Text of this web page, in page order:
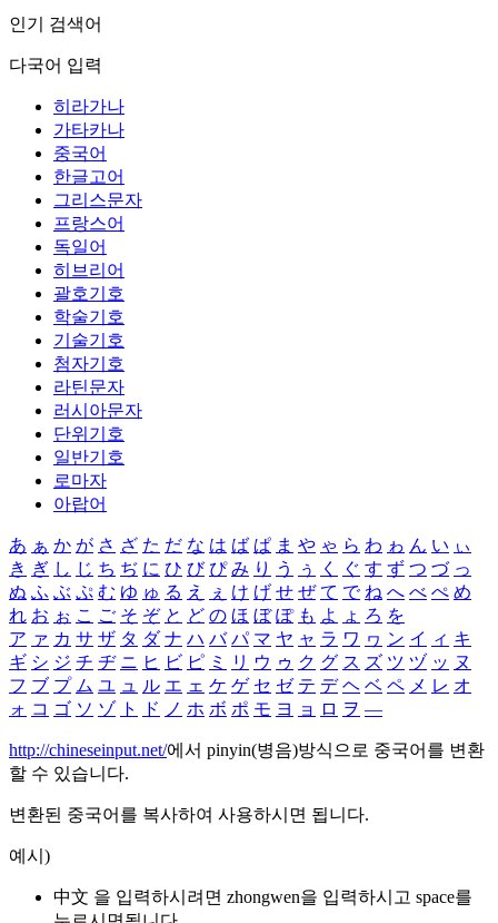
인기 검색어
다국어 입력
히라가나
가타카나
중국어
한글고어
그리스문자
프랑스어
독일어
히브리어
괄호기호
학술기호
기술기호
첨자기호
라틴문자
러시아문자
단위기호
일반기호
로마자
아랍어
あ ぁ か が さ ざ た だ な は ば ぱ ま や ゃ ら わ ゎ ん い ぃ
き ぎ し じ ち ぢ に ひ び ぴ み り う ぅ く ぐ す ず つ づ っ
ぬ ふ ぶ ぷ む ゆ ゅ る え ぇ け げ せ ぜ て で ね へ べ ぺ め
れ お ぉ こ ご そ ぞ と ど の ほ ぼ ぽ も よ ょ ろ を
ア ァ カ サ ザ タ ダ ナ ハ バ パ マ ヤ ャ ラ ワ ヮ ン イ ィ キ
ギ シ ジ チ ヂ ニ ヒ ビ ピ ミ リ ウ ゥ ク グ ス ズ ツ ヅ ッ ヌ
フ ブ プ ム ユ ュ ル エ ェ ケ ゲ セ ゼ テ デ ヘ ベ ペ メ レ オ
ォ コ ゴ ソ ゾ ト ド ノ ホ ボ ポ モ ヨ ョ ロ ヲ ―
http://chineseinput.net/에서 pinyin(병음)방식으로 중국어를 변환
할 수 있습니다.
변환된 중국어를 복사하여 사용하시면 됩니다.
예시)
中文 을 입력하시려면 zhongwen을 입력하시고 space를